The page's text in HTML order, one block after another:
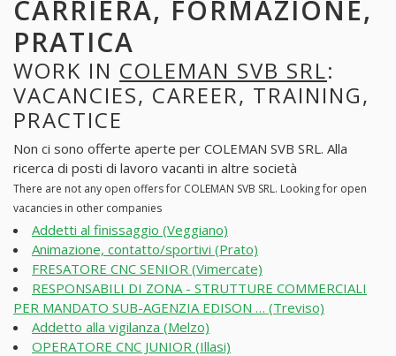
CARRIERA, FORMAZIONE,
PRATICA
WORK IN COLEMAN SVB SRL:
VACANCIES, CAREER, TRAINING,
PRACTICE
Non ci sono offerte aperte per COLEMAN SVB SRL. Alla
ricerca di posti di lavoro vacanti in altre società
There are not any open offers for COLEMAN SVB SRL. Looking for open
vacancies in other companies
Addetti al finissaggio (Veggiano)
Animazione, contatto/sportivi (Prato)
FRESATORE CNC SENIOR (Vimercate)
RESPONSABILI DI ZONA - STRUTTURE COMMERCIALI
PER MANDATO SUB-AGENZIA EDISON … (Treviso)
Addetto alla vigilanza (Melzo)
OPERATORE CNC JUNIOR (Illasi)